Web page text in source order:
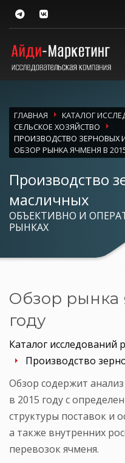
ГЛАВНАЯ
КАТАЛОГ
СЕЛЬСКОЕ ХОЗЯЙСТВО
ПРОИЗВОДСТВО ЗЕРНОВЫХ
ОБЗОР РЫНКА ЯЧМЕНЯ В
Производство
масличных
ОБЪЕКТИВНО И
РЫНКАХ
Обзор рынка
году
Каталог исследований
Производство
Обзор содержит
в 2015 году с
структуры поставок и
а также внутренних
перевозок ячменя.